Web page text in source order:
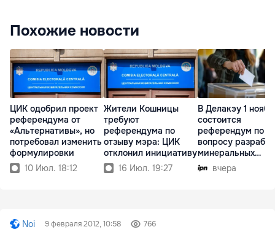
Похожие новости
ЦИК одобрил проект
референдума от
«Альтернативы», но
потребовал изменить
формулировки
10 Июл. 18:12
Жители Кошницы
требуют
референдума по
отзыву мэра: ЦИК
отклонил инициативу
16 Июл. 19:27
В Делакэу 1
состоится
референдум по
вопросу
минеральных
ресурсов
вчера
Noi 9 февраля 2012, 10:58 766